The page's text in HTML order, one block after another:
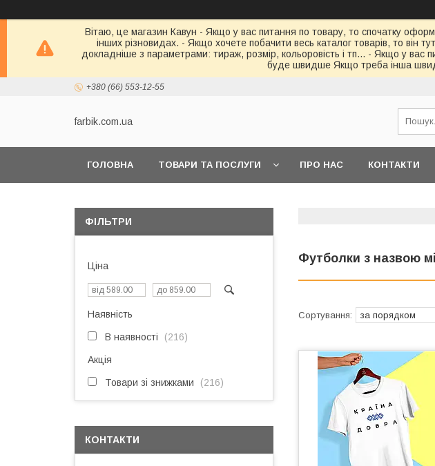
Вітаю, це магазин Кавун - Якщо у вас питання по товару, то спочатку
інших різновидах. - Якщо хочете побачити весь каталог товарів, то
докладніше з параметрами: тираж, розмір, кольоровість і тп... - Якщо у
буде швидше Якщо треба інша
+380 (66) 553-12-55
farbik.com.ua
ГОЛОВНА ТОВАРИ ТА ПОСЛУГИ ПРО НАС КОНТАКТИ
Футболки з назвою
ФІЛЬТРИ
Ціна
Наявність
В наявності 216
Акція
Товари зі знижками 216
КОНТАКТИ